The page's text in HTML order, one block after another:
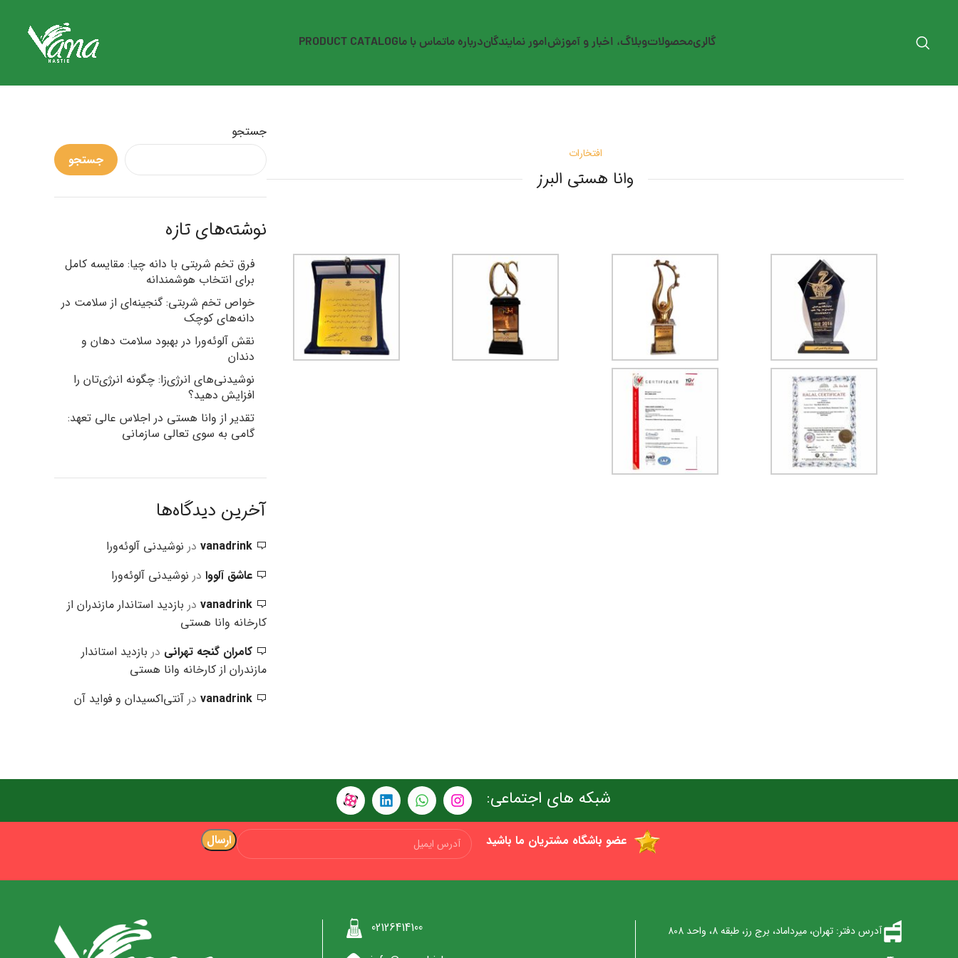
گالریمحصولاتوبلاگ، اخبار و آموزشامور نمایندگاندرباره ماتماس با ماPRODUCT CATALOG
افتخارات
وانا هستی البرز
جستجو
جستجو
نوشته‌های تازه
فرق تخم شربتی با دانه چیا: مقایسه کامل
برای انتخاب هوشمندانه
خواص تخم شربتی: گنجینه‌ای از سلامت در
دانه‌های کوچک
نقش آلوئه‌ورا در بهبود سلامت دهان و
دندان
نوشیدنی‌های انرژی‌زا: چگونه انرژی‌تان را
افزایش دهید؟
تقدیر از وانا هستی در اجلاس عالی تعهد:
گامی به سوی تعالی سازمانی
آخرین دیدگاه‌ها
vanadrink در نوشیدنی آلوئه‌ورا
عاشق آلووا در نوشیدنی آلوئه‌ورا
vanadrink در بازدید استاندار مازندران از
کارخانه وانا هستی
کامران گنجه تهرانی در بازدید استاندار
مازندران از کارخانه وانا هستی
vanadrink در آنتی‌اکسیدان‌ و فواید آن
شبکه های اجتماعی:
عضو باشگاه مشتریان ما باشید
آدرس دفتر: تهران، میرداماد، برج رز، طبقه 8، واحد 808
02126414100